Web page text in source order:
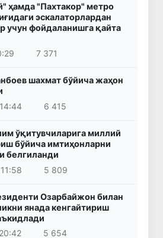
ҳамда "Пахтакор" метро
эскалаторлардан
учун фойдаланишга қайта
7 371
шахмат бўйича жаҳон
6 415
ўқитувчиларига миллий
бўйича имтиҳонларни
белгиланди
5 809
Озарбайжон билан
янада кенгайтириш
5 654